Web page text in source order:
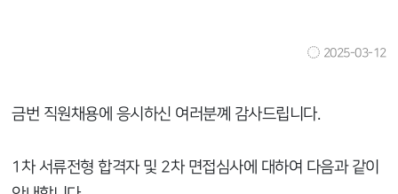
2025-03-12
금번 직원채용에 응시하신 여러분꼐 감사드립니다.
1차 서류전형 합격자 및 2차 면접심사에 대하여 다음과 같이